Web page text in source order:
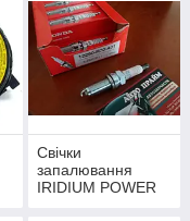
Свічки
запалювання
IRIDIUM POWER